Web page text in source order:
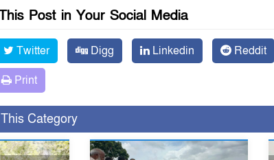
Post in Your Social Media
Twitter Digg Linkedin Reddit
Print
Category